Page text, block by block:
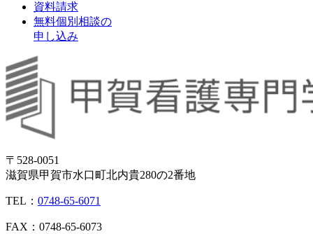
資料請求
無料個別相談の
申し込み
〒528-0051
滋賀県甲賀市水口町北内貴280の2番地
TEL： 0748-65-6071
FAX：0748-65-6073